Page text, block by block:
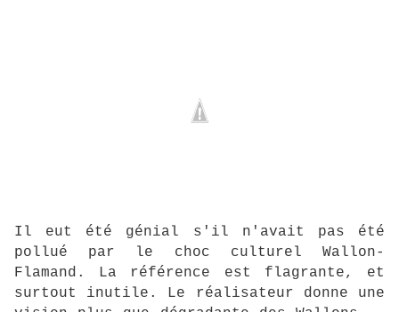
Il eut été génial s'il n'avait pas été
pollué par le choc culturel Wallon-
Flamand. La référence est flagrante, et
surtout inutile. Le réalisateur donne une